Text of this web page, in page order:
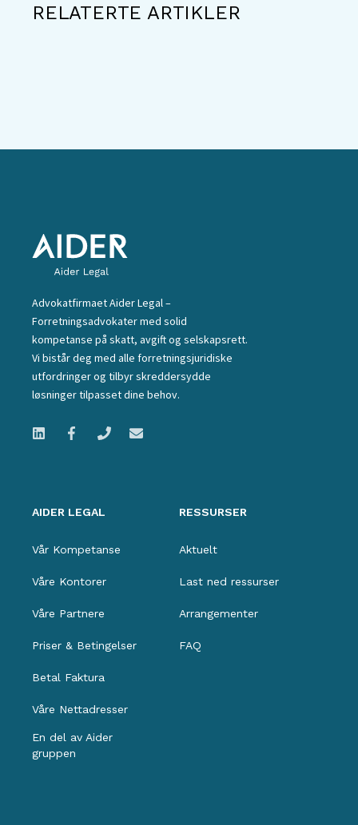
RELATERTE ARTIKLER
Advokatfirmaet Aider Legal –
Forretningsadvokater med solid
kompetanse på skatt, avgift og selskapsrett.
Vi bistår deg med alle forretningsjuridiske
utfordringer og tilbyr skreddersydde
løsninger tilpasset dine behov.
AIDER LEGAL
Vår Kompetanse
Våre Kontorer
Våre Partnere
Priser & Betingelser
Betal Faktura
Våre Nettadresser
En del av Aider
gruppen
RESSURSER
Aktuelt
Last ned ressurser
Arrangementer
FAQ